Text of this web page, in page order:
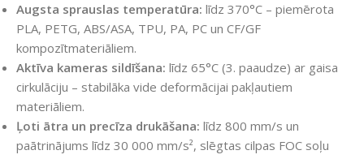
Augsta sprauslas temperatūra: līdz 370°C – piemērota
PLA, PETG, ABS/ASA, TPU, PA, PC un CF/GF
kompozītmateriāliem.
Aktīva kameras sildīšana: līdz 65°C (3. paaudze) ar gaisa
cirkulāciju – stabilāka vide deformācijai pakļautiem
materiāliem.
Ļoti ātra un precīza drukāšana: līdz 800 mm/s un
paātrinājums līdz 30 000 mm/s², slēgtas cilpas FOC soļu